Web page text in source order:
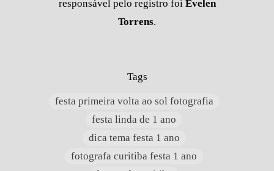
responsável pelo registro foi Evelen
Torrens.
Tags
festa primeira volta ao sol fotografia
festa linda de 1 ano
dica tema festa 1 ano
fotografa curitiba festa 1 ano